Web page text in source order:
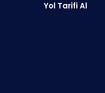
Yol Tarifi Al